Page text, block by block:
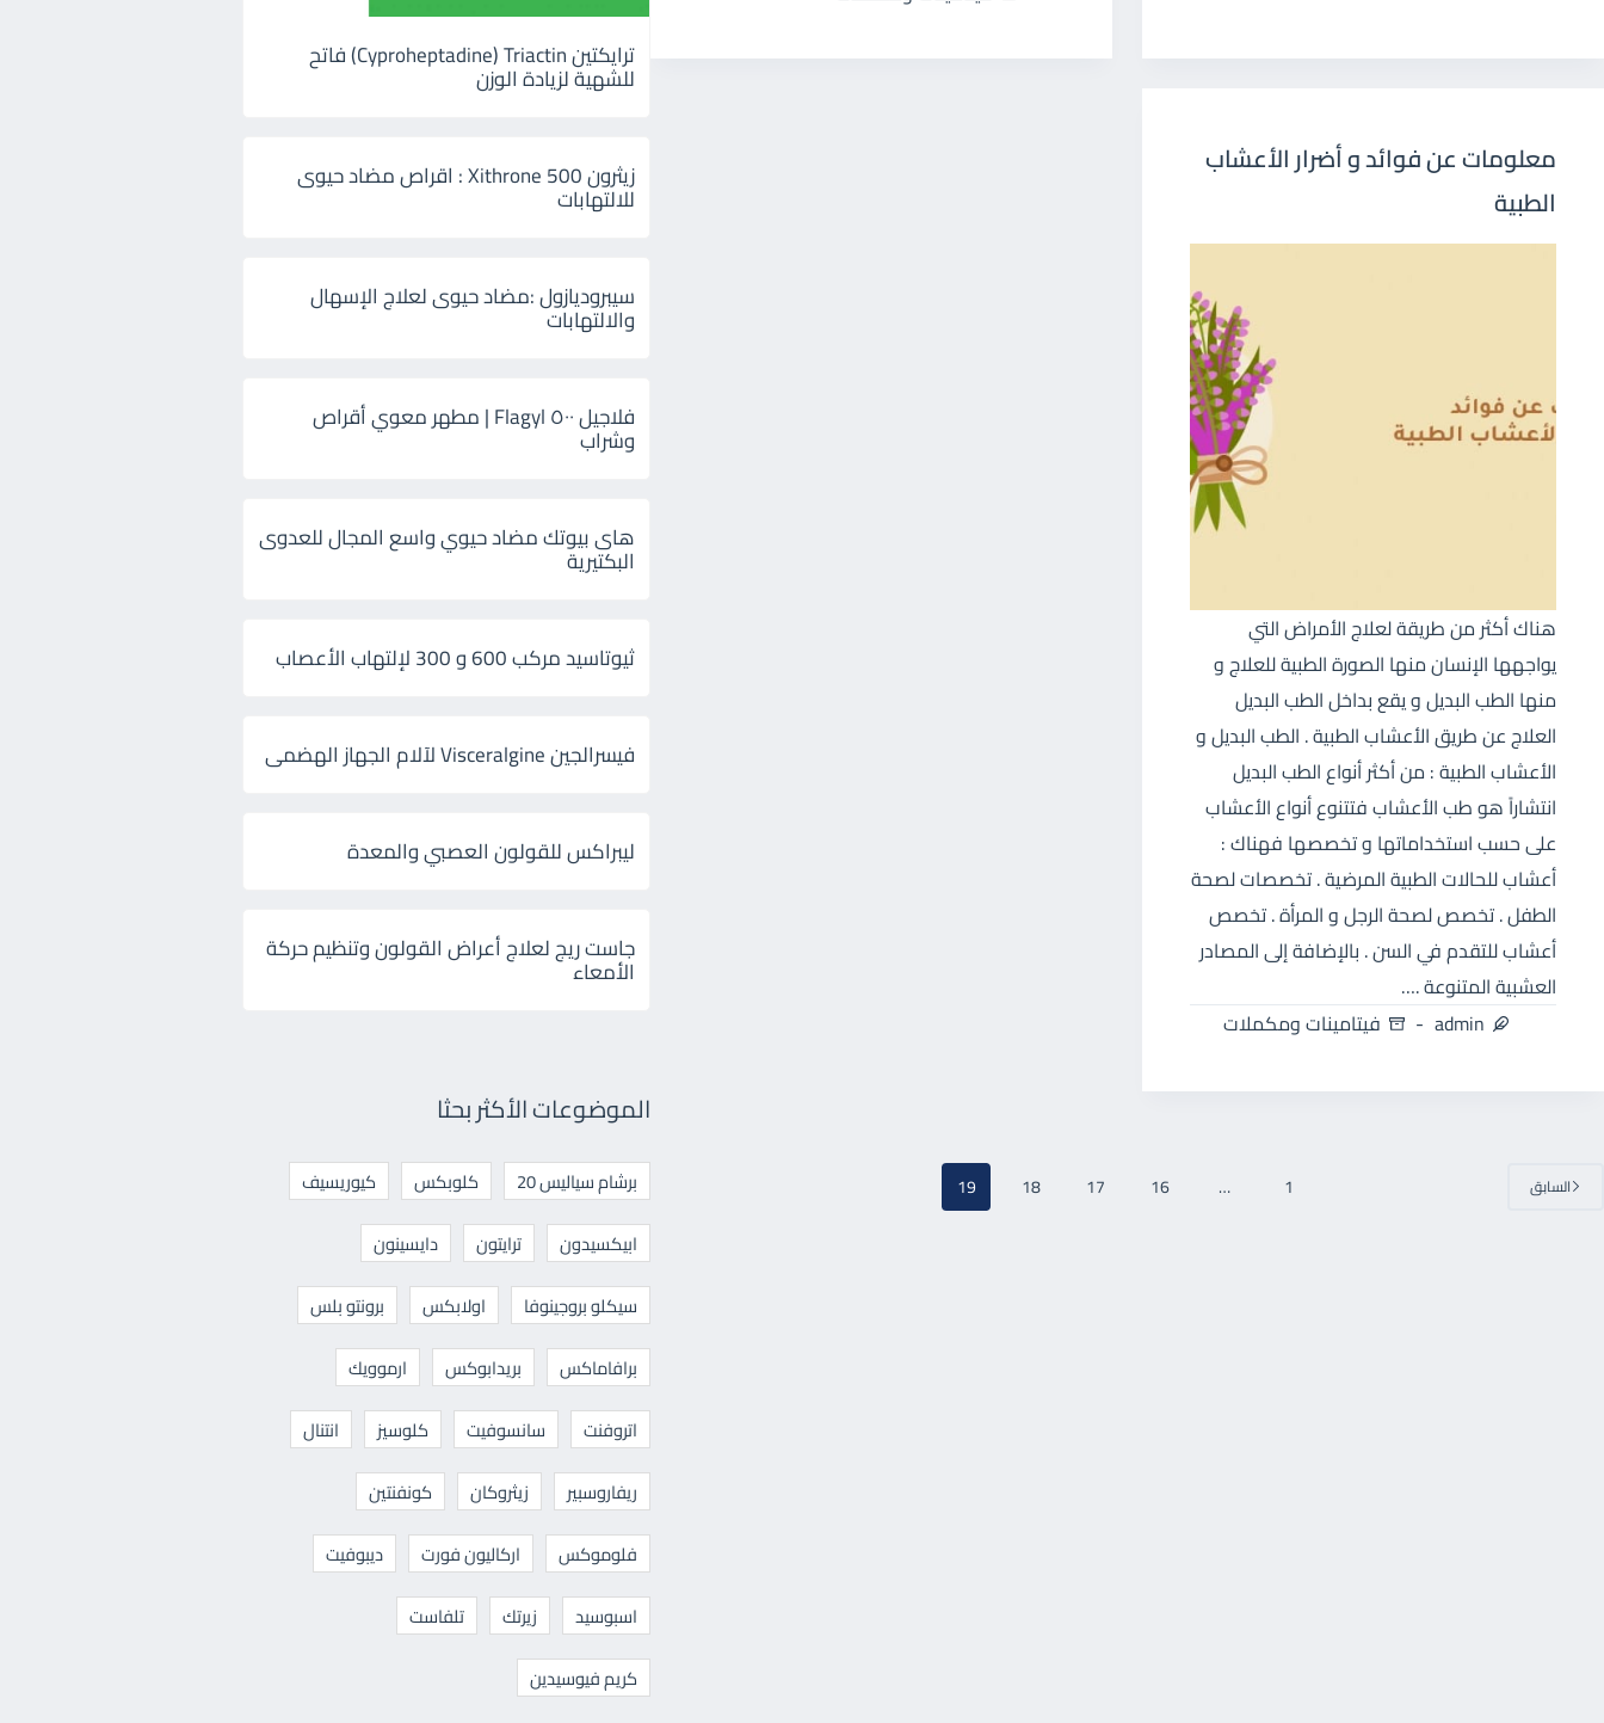
معلومات عن فوائد و أضرار الأعشاب
الطبية
هناك أكثر من طريقة لعلاج الأمراض التي
يواجهها الإنسان منها الصورة الطبية للعلاج و
منها الطب البديل و يقع بداخل الطب البديل
العلاج عن طريق الأعشاب الطبية . الطب البديل و
الأعشاب الطبية : من أكثر أنواع الطب البديل
انتشاراً هو طب الأعشاب فتتنوع أنواع الأعشاب
على حسب استخداماتها و تخصصها فهناك :
أعشاب للحالات الطبية المرضية . تخصصات لصحة
الطفل . تخصص لصحة الرجل و المرأة . تخصص
أعشاب للتقدم في السن . بالإضافة إلى المصادر
العشبية المتنوعة .…
admin
فيتامينات ومكملات
السابق 1
…
16
17
18
19
ترايكتين Cyproheptadine) Triactin) فاتح
للشهية لزيادة الوزن
زيثرون 500 Xithrone : اقراص مضاد حيوى
للالتهابات
سيبروديازول :مضاد حيوى لعلاج الإسهال
والالتهابات
فلاجيل ٥٠٠ Flagyl | مطهر معوي أقراص
وشراب
هاى بيوتك مضاد حيوي واسع المجال للعدوى
البكتيرية
ثيوتاسيد مركب 600 و 300 لإلتهاب الأعصاب
فيسرالجين Visceralgine لآلام الجهاز الهضمى
ليبراكس للقولون العصبي والمعدة
جاست ريج لعلاج أعراض القولون وتنظيم حركة
الأمعاء
الموضوعات الأكثر بحثا
برشام سياليس 20 كلوبكس
كيوريسيف
ابيكسيدون
ترايتون
دايسينون
سيكلو بروجينوفا
اولابكس
برونتو بلس
برافاماكس
بريدابوكس
ارموويك
اتروفنت
سانسوفيت كلوسيز
انتنال
ريفاروسبير
زيثروكان
كونفنتين
فلوموكس
اركاليون فورت
ديبوفيت
اسبوسيد
زيرتك
تلفاست
كريم فيوسيدين